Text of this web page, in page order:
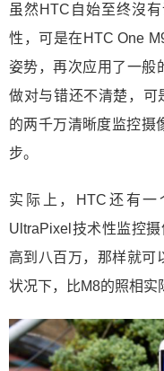
虽然HTC自始至终沒
性，可是在HTC One
姿势，再次应用了一般
做对与错还不清楚，可
的两千万清晰度监控摄
步。
实际上，HTC还有
UltraPixel技术性监控
高到八百万，那样就可
状况下，比M8的照相实